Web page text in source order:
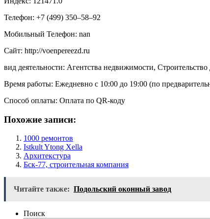
Телефон: +7 (499) 350‒58‒92
Мобильный Телефон: nan
Сайт: http://voenpereezd.ru
вид деятельности: Агентства недвижимости,
Время работы: Ежедневно с 10:00 до 19:00 (по
Способ оплаты: Оплата по QR-коду
Похожие записи:
1000 ремонтов
Istkult Ytong Xella
Архитекстура
Бск-77, строительная компания
Читайте также: Подольский оконный завод
Поиск